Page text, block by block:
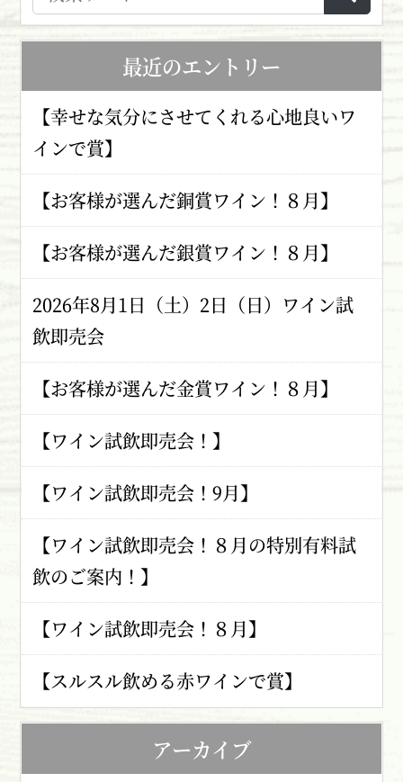
最近のエントリー
【幸せな気分にさせてくれる心地良いワ
インで賞】
【お客様が選んだ銅賞ワイン！８月】
【お客様が選んだ銀賞ワイン！８月】
2026年8月1日（土）2日（日）ワイン試
飲即売会
【お客様が選んだ金賞ワイン！８月】
【ワイン試飲即売会！】
【ワイン試飲即売会！9月】
【ワイン試飲即売会！８月の特別有料試
飲のご案内！】
【ワイン試飲即売会！８月】
【スルスル飲める赤ワインで賞】
アーカイブ